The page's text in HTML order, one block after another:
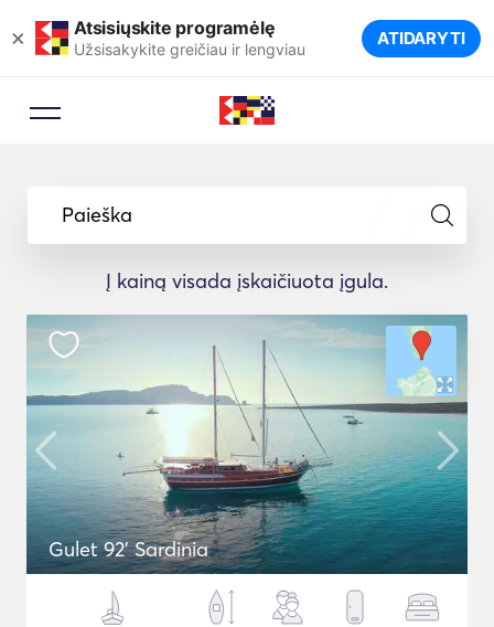
× Atsisiųskite programėlę
Užsisakykite greičiau ir lengviau ATIDARYTI
Paieška
Į kainą visada įskaičiuota įgula.
Gulet 92' Sardinia